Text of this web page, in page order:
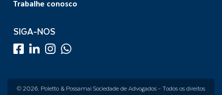
Trabalhe conosco
SIGA-NOS
© 2026. Poletto & Possamai Sociedade de Advogados - Todos os direitos